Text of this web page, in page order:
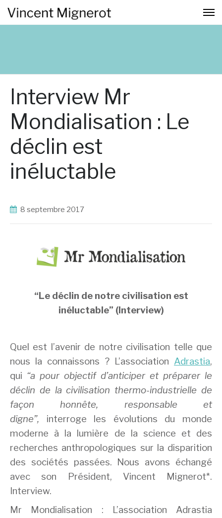
Interview Mr
Mondialisation : Le
déclin est
inéluctable
8 septembre 2017
“Le déclin de notre civilisation est
inéluctable” (Interview)
Quel est l’avenir de notre civilisation telle que
nous la connaissons ? L’association Adrastia,
qui “a pour objectif d’anticiper et préparer le
déclin de la civilisation thermo-industrielle de
façon honnête, responsable et
digne”, interroge les évolutions du monde
moderne à la lumière de la science et des
recherches anthropologiques sur la disparition
des sociétés passées. Nous avons échangé
avec son Président, Vincent Mignerot*.
Interview.
Mr Mondialisation : L’association Adrastia